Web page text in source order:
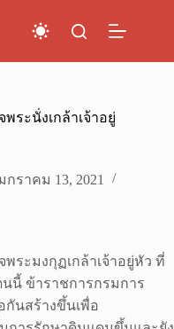
ระนั่งเกล้าเจ้าอยู่
กราคม 13, 2021
ระมงกุฏเกล้าเจ้าอยู่หัว ที่
นี้ ข้าราชการกรมการ
นสร้างขึ้นเพื่อ